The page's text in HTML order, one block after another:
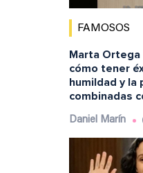
FAMOSOS
Marta
cómo tener
humildad y la
combinadas
Daniel Marín